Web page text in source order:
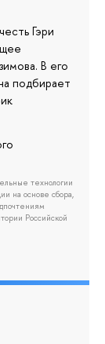
Гэри
В его
подбирает
технологии
на основе сбора,
Российской